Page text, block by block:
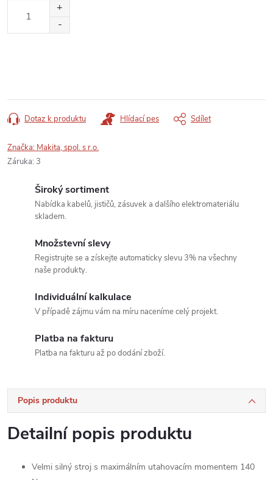
Dotaz k produktu Hlídací pes Sdílet
Značka: Makita, spol. s r.o.
Záruka: 3
Široký sortiment
Nabídka kabelů, jističů, zásuvek a dalšího elektromateriálu
skladem.
Množstevní slevy
Registrujte se a získejte automaticky slevu 3% na všechny
naše produkty.
Individuální kalkulace
V případě zájmu vám na míru naceníme celý projekt.
Platba na fakturu
Platba na fakturu až po dodání zboží.
Popis produktu
Detailní popis produktu
Velmi silný stroj s maximálním utahovacím momentem 140